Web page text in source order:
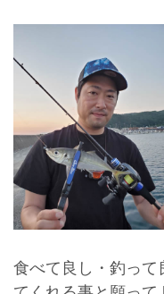
食べて良し・釣っ